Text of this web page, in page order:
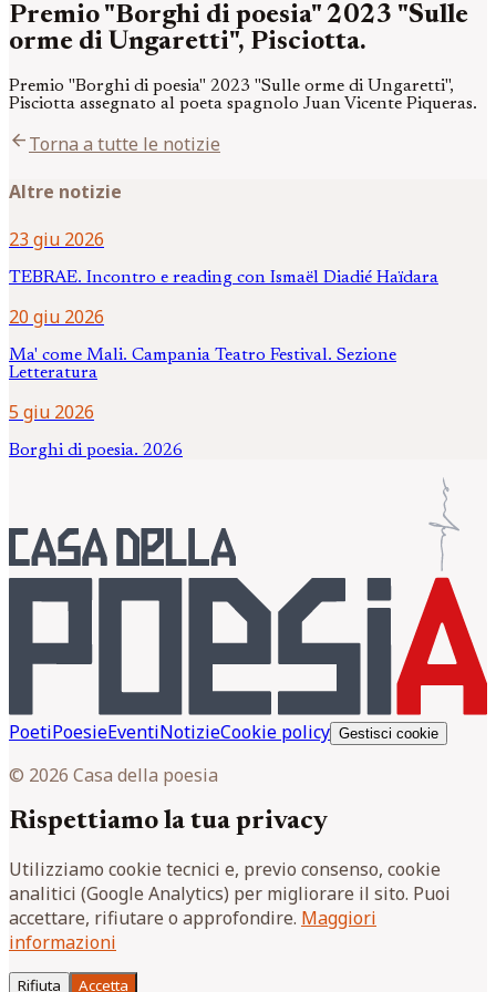
Premio "Borghi di poesia" 2023 "Sulle
orme di Ungaretti", Pisciotta.
Premio "Borghi di poesia" 2023 "Sulle orme di Ungaretti",
Pisciotta assegnato al poeta spagnolo Juan Vicente Piqueras.
arrow_backTorna a tutte le notizie
Altre notizie
23 giu 2026
TEBRAE. Incontro e reading con Ismaël Diadié Haïdara
20 giu 2026
Ma' come Mali. Campania Teatro Festival. Sezione
Letteratura
5 giu 2026
Borghi di poesia. 2026
PoetiPoesieEventiNotizieCookie policy Gestisci cookie
© 2026 Casa della poesia
Rispettiamo la tua privacy
Utilizziamo cookie tecnici e, previo consenso, cookie
analitici (Google Analytics) per migliorare il sito. Puoi
accettare, rifiutare o approfondire. Maggiori
informazioni
Rifiuta Accetta